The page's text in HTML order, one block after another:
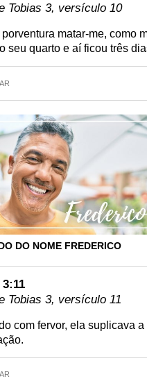
Tobias 3, versículo 10
matar-me, como
seu quarto e aí ficou três
DO NOME FREDERICO
Tobias 3, versículo 11
com fervor, ela suplicava